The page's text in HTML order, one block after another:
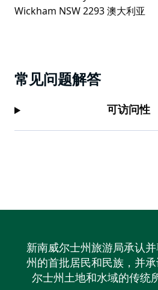
常见问题解答
可访问性
新南威尔士州旅游局承认
州的首批居民和民族，并
尔士州土地和水域的传统